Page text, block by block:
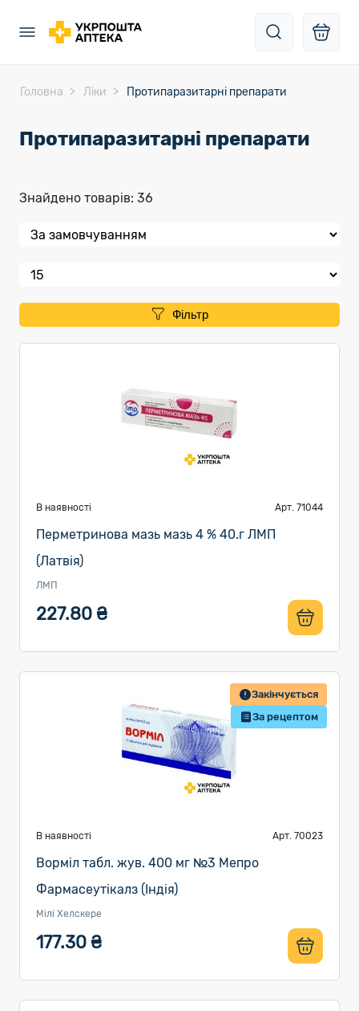
Головна Ліки Протипаразитарні препарати
Протипаразитарні препарати
Знайдено товарів: 36
Фільтр
В наявності Арт. 71044
Перметринова мазь мазь 4 % 40.г ЛМП
(Латвія)
ЛМП
227.80 ₴
Закінчується
За рецептом
В наявності Арт. 70023
Ворміл табл. жув. 400 мг №3 Мепро
Фармасеутікалз (Індія)
Мілі Хелскере
177.30 ₴